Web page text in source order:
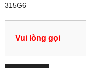
315G6
Vui lòng gọi